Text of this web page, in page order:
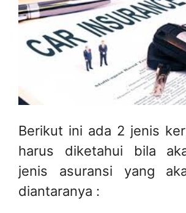
Berikut ini ada 2 jenis
harus diketahui bila
jenis asuransi yang
diantaranya :